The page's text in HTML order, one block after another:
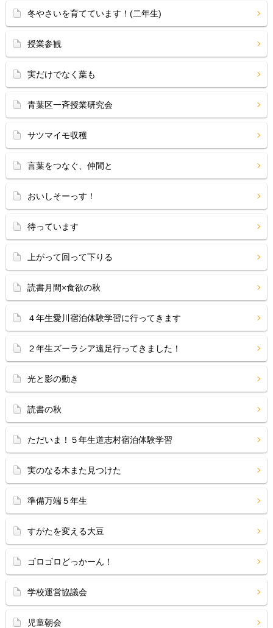
冬やさいを育てています！(二年生)
授業参観
実だけでなく葉も
青葉区一斉授業研究会
サツマイモ収穫
言葉をつなぐ、仲間と
おいしそーっす！
待っています
上がって回って下りる
読書月間×食欲の秋
４年生愛川宿泊体験学習に行ってきます
２年生ズーラシア遠足行ってきました！
光と影の動き
読書の秋
ただいま！５年生道志村宿泊体験学習
実のなる木また見つけた
準備万端５年生
すがたを変える大豆
ゴロゴロどっかーん！
学校運営協議会
児童朝会